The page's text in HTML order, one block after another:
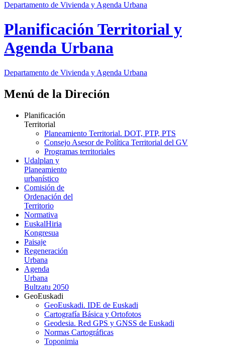
Departamento de Vivienda y Agenda Urbana
Planificación Territorial y
Agenda Urbana
Departamento de Vivienda y Agenda Urbana
Menú de la Direción
Planificación
Territorial
Planeamiento Territorial. DOT, PTP, PTS
Consejo Asesor de Política Territorial del GV
Programas territoriales
Udalplan y
Planeamiento
urbanístico
Comisión de
Ordenación del
Territorio
Normativa
EuskalHiria
Kongresua
Paisaje
Regeneración
Urbana
Agenda
Urbana
Bultzatu 2050
GeoEuskadi
GeoEuskadi. IDE de Euskadi
Cartografía Básica y Ortofotos
Geodesia. Red GPS y GNSS de Euskadi
Normas Cartográficas
Toponimia